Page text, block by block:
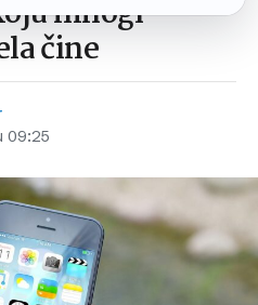
mnogi
čine
09:25